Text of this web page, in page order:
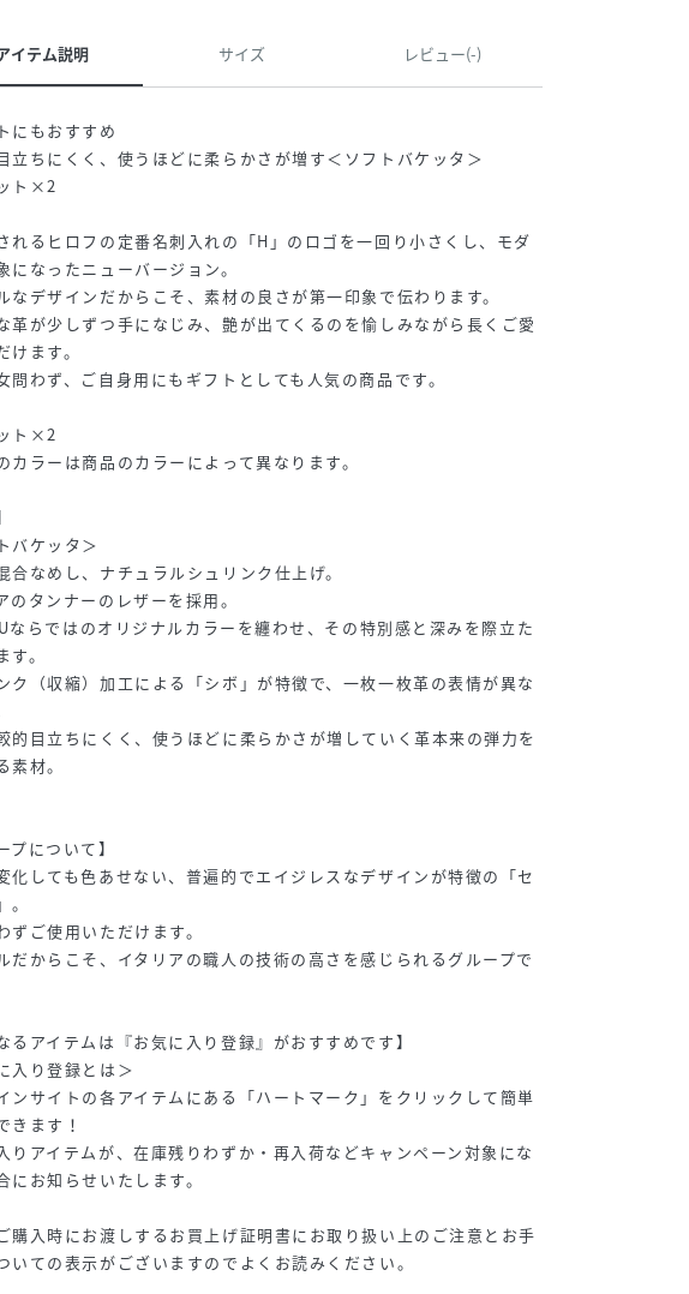
イテム説明 サイズ レビュー(-)
にもおすすめ
立ちにくく、使うほどに柔らかさが増す＜ソフトバケッタ＞
ト×2
れるヒロフの定番名刺入れの「H」のロゴを一回り小さくし、モダ
になったニューバージョン。
なデザインだからこそ、素材の良さが第一印象で伝わります。
革が少しずつ手になじみ、艶が出てくるのを愉しみながら長くご愛
けます。
問わず、ご自身用にもギフトとしても人気の商品です。
ト×2
カラーは商品のカラーによって異なります。
バケッタ＞
合なめし、ナチュラルシュリンク仕上げ。
のタンナーのレザーを採用。
ならではのオリジナルカラーを纏わせ、その特別感と深みを際立た
。
ク（収縮）加工による「シボ」が特徴で、一枚一枚革の表情が異な
的目立ちにくく、使うほどに柔らかさが増していく革本来の弾力を
素材。
プについて】
化しても色あせない、普遍的でエイジレスなデザインが特徴の「セ
ずご使用いただけます。
だからこそ、イタリアの職人の技術の高さを感じられるグループで
るアイテムは『お気に入り登録』がおすすめです】
入り登録とは＞
ンサイトの各アイテムにある「ハートマーク」をクリックして簡単
きます！
りアイテムが、在庫残りわずか・再入荷などキャンペーン対象にな
にお知らせいたします。
購入時にお渡しするお買上げ証明書にお取り扱い上のご注意とお手
いての表示がございますのでよくお読みください。